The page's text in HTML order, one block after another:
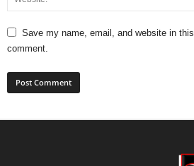
Save my name, email, and website in
comment.